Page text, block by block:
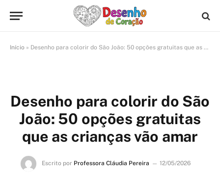
Início » Desenho para colorir do São João: 50 opções gratuitas que as crianças vão amar
Desenho para colorir do São
João: 50 opções gratuitas
que as crianças vão amar
Escrito por Professora Cláudia Pereira
12/05/2026